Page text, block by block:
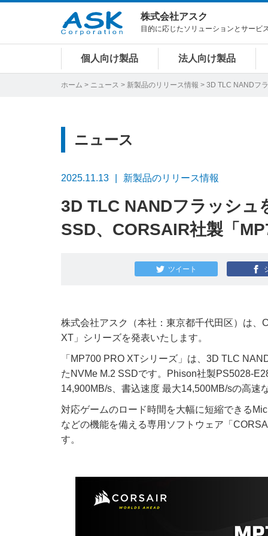
株式会社アスク
目的に応じたソリューションとサービ
個人向け製品 法人向け製品
ホーム > ニュース > 新製品のリリース情報 > 3D TLC NANDフ
ニュース
2025.11.13 新製品のリリース情報
3D TLC NANDフラッシュ
SSD、CORSAIR社製「
ツイート
株式会社アスク（本社：東京都千代田区）は
XT」シリーズを発表いたします。
「MP700 PRO XTシリーズ」は、3D TLC
たNVMe M.2 SSDです。Phison社製PS5028-
14,900MB/s、書込速度 最大14,500MB/sの高速
対応ゲームのロード時間を大幅に短縮できる
などの機能を備える専用ソフトウェア「
す。